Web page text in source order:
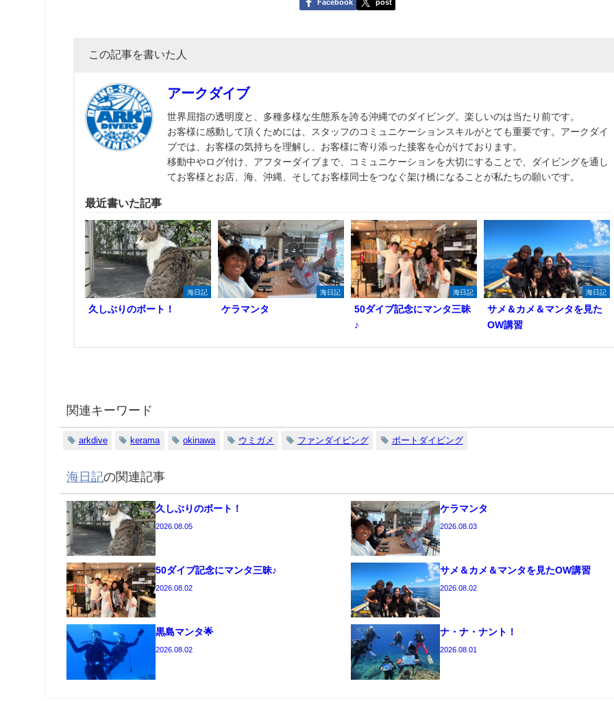
Facebook post
この記事を書いた人
アークダイブ
世界屈指の透明度と、多種多様な生態系を誇る沖縄でのダイビング。楽しいのは当たり前です。
お客様に感動して頂くためには、スタッフのコミュニケーションスキルがとても重要です。アークダイ
ブでは、お客様の気持ちを理解し、お客様に寄り添った接客を心がけております。
移動中やログ付け、アフターダイブまで、コミュニケーションを大切にすることで、ダイビングを通し
てお客様とお店、海、沖縄、そしてお客様同士をつなぐ架け橋になることが私たちの願いです。
最近書いた記事
海日記
久しぶりのボート！
海日記
ケラマンタ
海日記
50ダイブ記念にマンタ三昧
♪
海日記
サメ＆カメ＆マンタを見た
OW講習
関連キーワード
arkdive kerama okinawa ウミガメ ファンダイビング ボートダイビング
海日記の関連記事
久しぶりのボート！
2026.08.05
ケラマンタ
2026.08.03
50ダイブ記念にマンタ三昧♪
2026.08.02
サメ＆カメ＆マンタを見たOW講習
2026.08.02
黒島マンタ🌟
2026.08.02
ナ・ナ・ナント！
2026.08.01